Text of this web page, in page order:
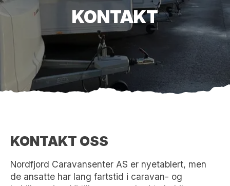
KONTAKT
KONTAKT OSS
Nordfjord Caravansenter AS er nyetablert, men
de ansatte har lang fartstid i caravan- og